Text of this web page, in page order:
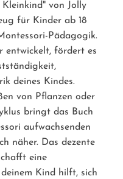
von Jolly
für Kinder ab 18
Pädagogik.
entwickelt, fördert es
deines Kindes.
von Pflanzen oder
bringt das Buch
aufwachsenden
näher. Das dezente
eine
Kind hilft, sich